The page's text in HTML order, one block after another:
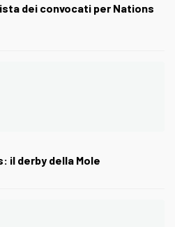
dei convocati per Nations
il derby della Mole